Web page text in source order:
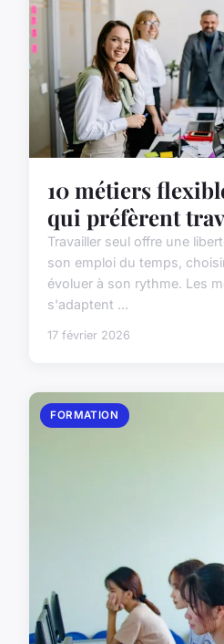
10 métiers
qui préfèrent
Travailler seul offre une
son emploi du temps,
évoluer à son rythme. Les
s'adaptent ...
17 février 2026
FORMATION